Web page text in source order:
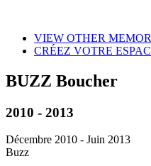
VIEW OTHER
CRÉEZ VOTRE
BUZZ Boucher
2010 - 2013
Décembre 2010 - Juin 2013
Buzz